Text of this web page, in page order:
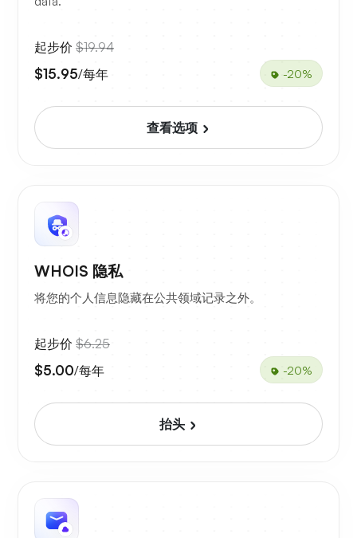
起步价 $19.94
$15.95/每年 -20%
查看选项
WHOIS 隐私
将您的个人信息隐藏在公共领域记录之外。
起步价 $6.25
$5.00/每年 -20%
抬头